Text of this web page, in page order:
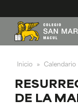
Inicio » Calendario
DE LA